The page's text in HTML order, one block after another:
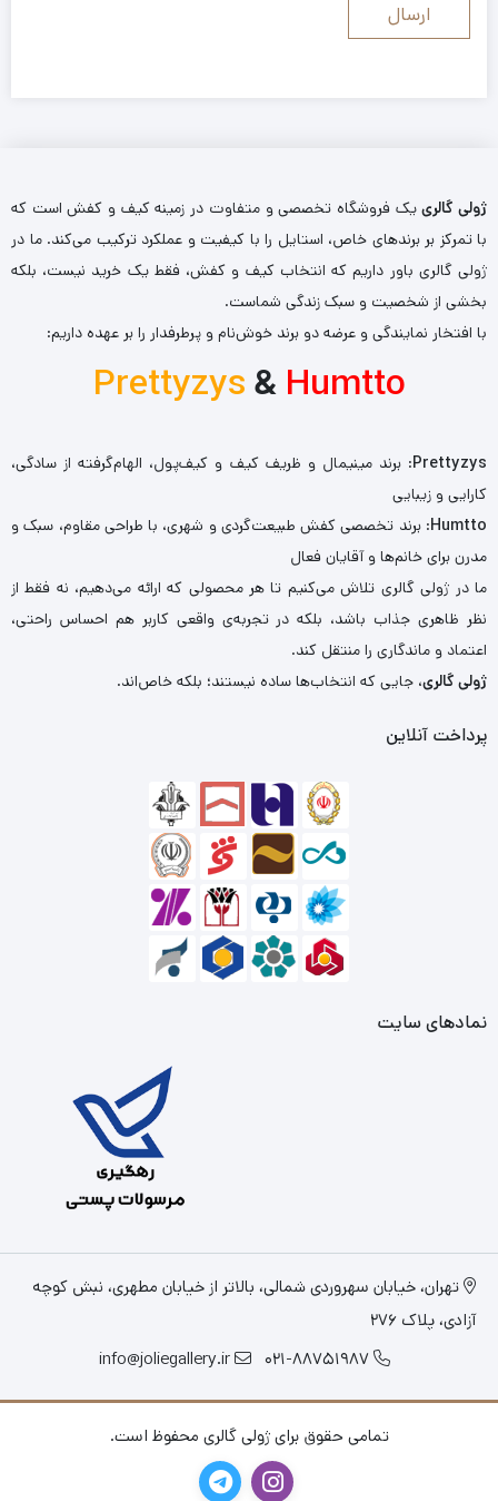
ژولی گالرییک فروشگاه تخصصی و متفاوت در زمینه کیف و کفش است که
با تمرکز بر برندهای خاص، استایل را با کیفیت و عملکرد ترکیب می‌کند. ما در
ژولی گالری باور داریم که انتخاب کیف و کفش، فقط یک خرید نیست، بلکه
بخشی از شخصیت و سبک زندگی شماست.
با افتخار نمایندگی و عرضه دو برند خوش‌نام و پرطرفدار را بر عهده داریم:
Prettyzys& Humtto
Prettyzys: برند مینیمال و ظریف کیف و کیف‌پول، الهام‌گرفته از سادگی،
کارایی و زیبایی
Humtto: برند تخصصی کفش طبیعت‌گردی و شهری، با طراحی مقاوم، سبک و
مدرن برای خانم‌ها و آقایان فعال
ما در ژولی گالری تلاش می‌کنیم تا هر محصولی که ارائه می‌دهیم، نه فقط از
نظر ظاهری جذاب باشد، بلکه در تجربه‌ی واقعی کاربر هم احساس راحتی،
اعتماد و ماندگاری را منتقل کند.
ژولی گالری، جایی که انتخاب‌ها ساده نیستند؛ بلکه خاص‌اند.
پرداخت آنلاین
نمادهای سایت
تهران، خیابان سهروردی شمالی، بالاتر از خیابان مطهری، نبش کوچه
آزادی، پلاک 276
021-88751987
info@joliegallery.ir
تمامی حقوق برای ژولی گالری محفوظ است.